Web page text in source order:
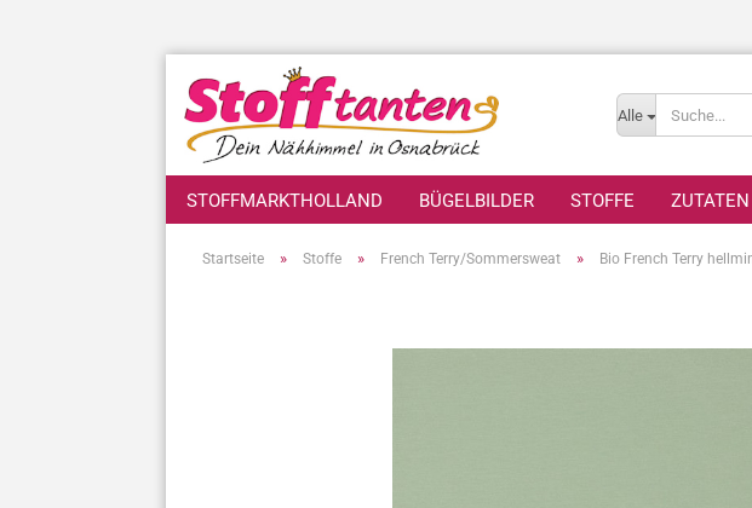
Alle
STOFFMARKTHOLLAND BÜGELBILDER STOFFE ZUTATEN
Startseite » Stoffe » French Terry/Sommersweat » Bio French Terry